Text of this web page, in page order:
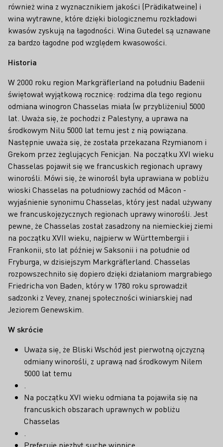
również wina z wyznacznikiem jakości (Prädikatweine) i
wina wytrawne, które dzięki biologicznemu rozkładowi
kwasów zyskują na łagodności. Wina Gutedel są uznawane
za bardzo łagodne pod względem kwasowości.
Historia
W 2000 roku region Markgräflerland na południu Badenii
świętował wyjątkową rocznicę: rodzima dla tego regionu
odmiana winogron Chasselas miała (w przybliżeniu) 5000
lat. Uważa się, że pochodzi z Palestyny, a uprawa na
środkowym Nilu 5000 lat temu jest z nią powiązana.
Następnie uważa się, że została przekazana Rzymianom i
Grekom przez żeglujących Fenicjan. Na początku XVI wieku
Chasselas pojawił się we francuskich regionach uprawy
winorośli. Mówi się, że winorośl była uprawiana w pobliżu
wioski Chasselas na południowy zachód od Mâcon -
wyjaśnienie synonimu Chasselas, który jest nadal używany
we francuskojęzycznych regionach uprawy winorośli. Jest
pewne, że Chasselas został zasadzony na niemieckiej ziemi
na początku XVII wieku, najpierw w Württembergii i
Frankonii, sto lat później w Saksonii i na południe od
Fryburga, w dzisiejszym Markgräflerland. Chasselas
rozpowszechniło się dopiero dzięki działaniom margrabiego
Friedricha von Baden, który w 1780 roku sprowadził
sadzonki z Vevey, znanej społeczności winiarskiej nad
Jeziorem Genewskim.
W skrócie
Uważa się, że Bliski Wschód jest pierwotną ojczyzną
odmiany winorośli, z uprawą nad środkowym Nilem
5000 lat temu
Na początku XVI wieku odmiana ta pojawiła się na
francuskich obszarach uprawnych w pobliżu
Chasselas
Preferuje niezbyt suche winnice